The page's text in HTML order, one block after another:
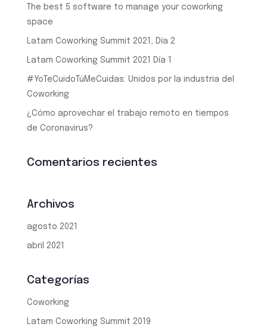
The best 5 software to manage your coworking
space
Latam Coworking Summit 2021, Día 2
Latam Coworking Summit 2021 Día 1
#YoTeCuidoTúMeCuidas: Unidos por la industria del
Coworking
¿Cómo aprovechar el trabajo remoto en tiempos
de Coronavirus?
Comentarios recientes
Archivos
agosto 2021
abril 2021
Categorías
Coworking
Latam Coworking Summit 2019